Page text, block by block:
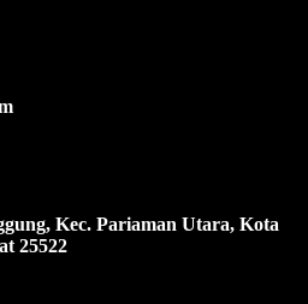
Kec. Pariaman Utara, Kota
25522